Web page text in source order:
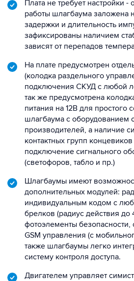
Плата не требует настройки -
работы шлагбаума заложена
задержки и длительность
зафиксированы наличием
зависят от перепадов
На плате предусмотрен
(колодка раздельного
подключения СКУД с любой
так же предусмотрена
питания на 12В для простого
шлагбаума с оборудованием
производителей, а наличие
контактных групп
подключение сигнального
(светофоров, табло и пр.)
Шлагбаумы имеют
дополнительных модулей:
индивидуальным кодом с
брелков (радиус действия до
фотоэлементы
GSM управления (с
также шлагбаумы легко
систему контроля доступа.
Двигателем управляет